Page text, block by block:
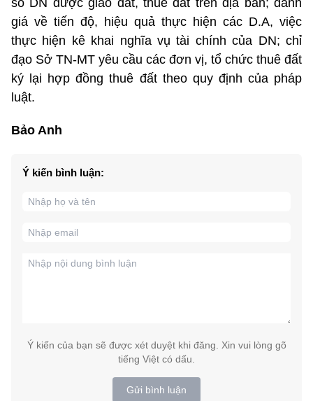
giá về tiến độ, hiệu quả thực hiện các D.A, việc
thực hiện kê khai nghĩa vụ tài chính của DN; chỉ
đạo Sở TN-MT yêu cầu các đơn vị, tổ chức thuê đất
ký lại hợp đồng thuê đất theo quy định của pháp
luật.
Bảo Anh
Ý kiến bình luận:
Ý kiến của bạn sẽ được xét duyệt khi đăng. Xin vui lòng gõ
tiếng Việt có dấu.
Gửi bình luận